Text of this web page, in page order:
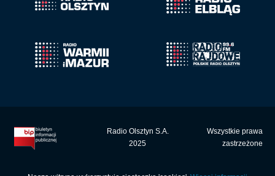
Radio Olsztyn S.A.
2025
Wszystkie prawa
zastrzeżone